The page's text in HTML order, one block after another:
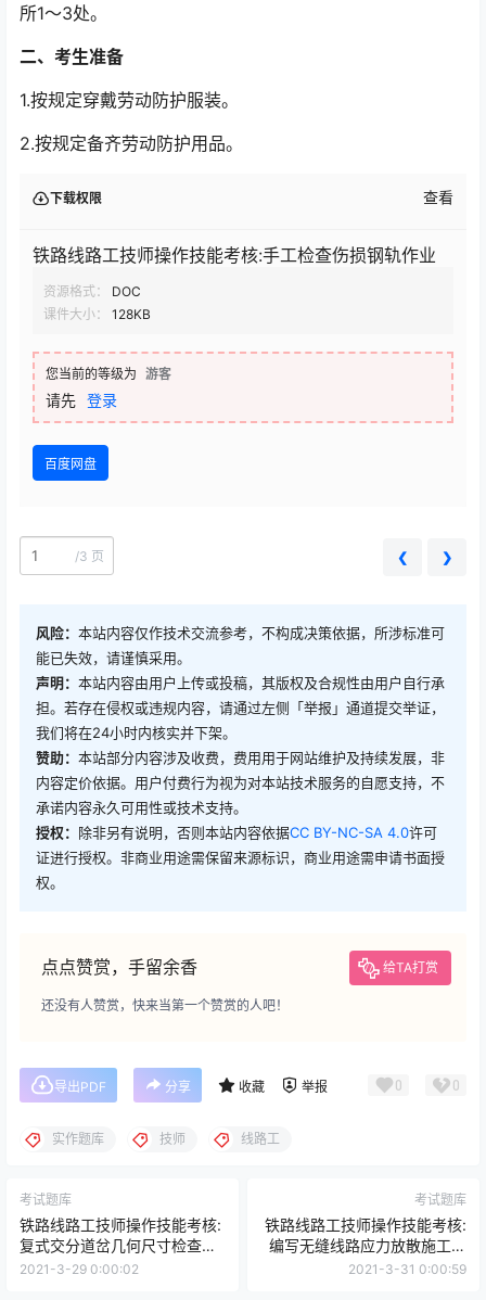
所1～3处。󠅅󠅃󠄵󠅂󠄪󠇖󠆨󠆨󠇕󠆞󠆒󠅬󠇘󠆭󠆘󠇙󠆝󠅵󠇗󠆭󠆁󠄐󠇗󠅹󠅸󠇖󠆍󠅳󠇖󠅹󠅰󠇖󠆌󠅹
二、考生准备
1.按规定穿戴劳动防护服装。
2.按规定备齐劳动防护用品。
下载权限 查看
铁路线路工技师操作技能考核:手工检查伤损钢轨作业
资源格式：
DOC
课件大小：
128KB
您当前的等级为 游客
请先 登录
百度网盘
/3 页 ❮ ❯
风险： 本站内容仅作技术交流参考，不构成决策依据，所涉标准可
能已失效，请谨慎采用。
声明： 本站内容由用户上传或投稿，其版权及合规性由用户自行承
担。若存在侵权或违规内容，请通过左侧「举报」通道提交举证，
我们将在24小时内核实并下架。
赞助： 本站部分内容涉及收费，费用用于网站维护及持续发展，非
内容定价依据。用户付费行为视为对本站技术服务的自愿支持，不
承诺内容永久可用性或技术支持。
授权： 除非另有说明，否则本站内容依据CC BY-NC-SA 4.0许可
证进行授权。非商业用途需保留来源标识，商业用途需申请书面授
权。
点点赞赏，手留余香 给TA打赏
还没有人赞赏，快来当第一个赞赏的人吧！
导出PDF 分享 收藏 举报 0 0
实作题库 技师 线路工
考试题库
铁路线路工技师操作技能考核:
复式交分道岔几何尺寸检查及
病害分析
2021-3-29 0:00:02
考试题库
铁路线路工技师操作技能考核:
编写无缝线路应力放散施工组
织设计
2021-3-31 0:00:59